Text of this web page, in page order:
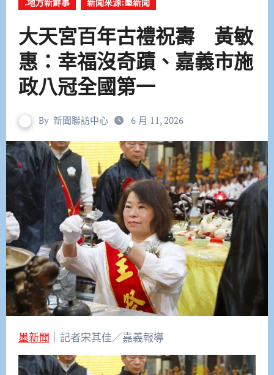
大天宮百年古禮祝壽 黃敏
惠：幸福沒奇蹟、嘉義市施
政八冠全國第一
By 新聞聯訪中心 6 月 11, 2026
墨新聞 ｜記者宋其佳／嘉義報導